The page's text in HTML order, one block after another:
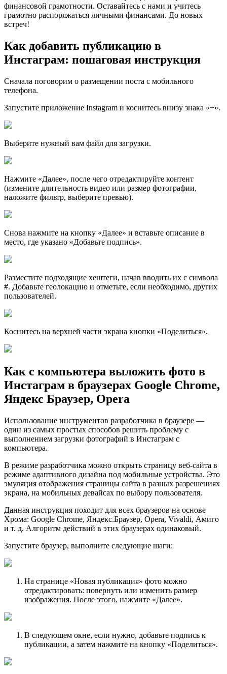
финансовой грамотности. Оставайтесь с нами и учитесь
грамотно распоряжаться личными финансами. До новых
встреч!
Как добавить публикацию в
Инстаграм: пошаговая инструкция
Сначала поговорим о размещении поста с мобильного
телефона.
Запустите приложение Instagram и коснитесь внизу знака «+».
Выберите нужный вам файл для загрузки.
Нажмите «Далее», после чего отредактируйте контент
(измените длительность видео или размер фотографии,
наложите фильтр, выберите превью).
Снова нажмите на кнопку «Далее» и вставьте описание в
место, где указано «Добавьте подпись».
Разместите подходящие хештеги, начав вводить их с символа
#. Добавьте геолокацию и отметьте, если необходимо, других
пользователей.
Коснитесь на верхней части экрана кнопки «Поделиться».
Как с компьютера выложить фото в
Инстаграм в браузерах Google Chrome,
Яндекс Браузер, Opera
Использование инструментов разработчика в браузере —
один из самых простых способов решить проблему с
выполнением загрузки фотографий в Инстаграм с
компьютера.
В режиме разработчика можно открыть страницу веб-сайта в
режиме адаптивного дизайна под мобильные устройства. Это
эмуляция отображения страницы сайта в разных разрешениях
экрана, на мобильных девайсах по выбору пользователя.
Данная инструкция походит для всех браузеров на основе
Хрома: Google Chrome, Яндекс.Браузер, Opera, Vivaldi, Амиго
и т. д. Алгоритм действий в этих браузерах одинаковый.
Запустите браузер, выполните следующие шаги:
На странице «Новая публикация» фото можно
отредактировать: повернуть или изменить размер
изображения. После этого, нажмите «Далее».
В следующем окне, если нужно, добавьте подпись к
публикации, а затем нажмите на кнопку «Поделиться».